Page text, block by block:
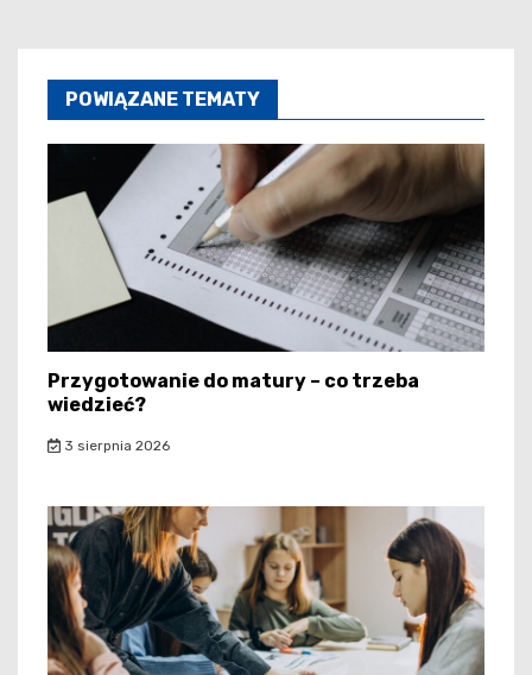
POWIĄZANE TEMATY
Przygotowanie do matury – co trzeba
wiedzieć?
3 sierpnia 2026